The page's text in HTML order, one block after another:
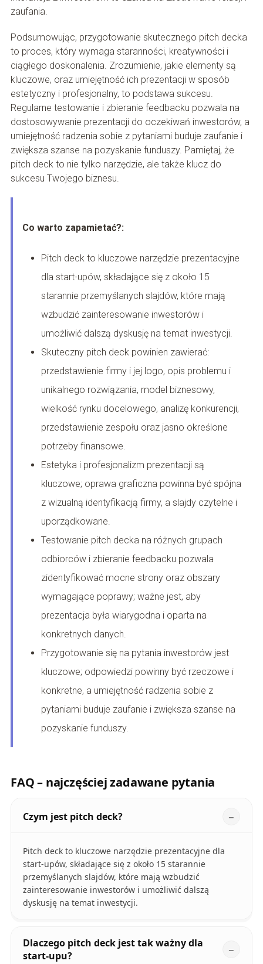
zaufania.
Podsumowując, przygotowanie skutecznego pitch decka
to proces, który wymaga staranności, kreatywności i
ciągłego doskonalenia. Zrozumienie, jakie elementy są
kluczowe, oraz umiejętność ich prezentacji w sposób
estetyczny i profesjonalny, to podstawa sukcesu.
Regularne testowanie i zbieranie feedbacku pozwala na
dostosowywanie prezentacji do oczekiwań inwestorów, a
umiejętność radzenia sobie z pytaniami buduje zaufanie i
zwiększa szanse na pozyskanie funduszy. Pamiętaj, że
pitch deck to nie tylko narzędzie, ale także klucz do
sukcesu Twojego biznesu.
Co warto zapamietać?:
Pitch deck to kluczowe narzędzie prezentacyjne
dla start-upów, składające się z około 15
starannie przemyślanych slajdów, które mają
wzbudzić zainteresowanie inwestorów i
umożliwić dalszą dyskusję na temat inwestycji.
Skuteczny pitch deck powinien zawierać:
przedstawienie firmy i jej logo, opis problemu i
unikalnego rozwiązania, model biznesowy,
wielkość rynku docelowego, analizę konkurencji,
przedstawienie zespołu oraz jasno określone
potrzeby finansowe.
Estetyka i profesjonalizm prezentacji są
kluczowe; oprawa graficzna powinna być spójna
z wizualną identyfikacją firmy, a slajdy czytelne i
uporządkowane.
Testowanie pitch decka na różnych grupach
odbiorców i zbieranie feedbacku pozwala
zidentyfikować mocne strony oraz obszary
wymagające poprawy; ważne jest, aby
prezentacja była wiarygodna i oparta na
konkretnych danych.
Przygotowanie się na pytania inwestorów jest
kluczowe; odpowiedzi powinny być rzeczowe i
konkretne, a umiejętność radzenia sobie z
pytaniami buduje zaufanie i zwiększa szanse na
pozyskanie funduszy.
FAQ – najczęściej zadawane pytania
Czym jest pitch deck?
Pitch deck to kluczowe narzędzie prezentacyjne dla
start-upów, składające się z około 15 starannie
przemyślanych slajdów, które mają wzbudzić
zainteresowanie inwestorów i umożliwić dalszą
dyskusję na temat inwestycji.
Dlaczego pitch deck jest tak ważny dla
start-upu?